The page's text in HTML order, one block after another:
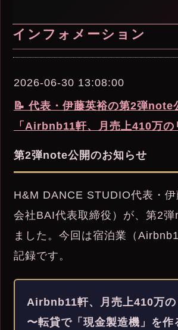
インフォメーション
2026-06-30 13:08:00
📝 代表・伊藤英裕の第2弾note
「Airbnb11軒、月売上410万の
第2弾note公開のお知らせ
H&M DANCE STUDIO代表・
会社BAI代表取締役）が、第2弾
ました。今回は宿泊業（
記録です。
Airbnb11軒、月売上410万の
〜転貸で「現金製造機」を作